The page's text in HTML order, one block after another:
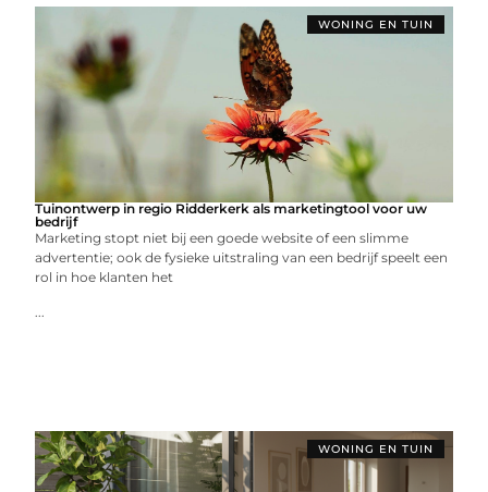
WONING EN TUIN
Tuinontwerp in regio Ridderkerk als marketingtool voor uw
bedrijf
Marketing stopt niet bij een goede website of een slimme
advertentie; ook de fysieke uitstraling van een bedrijf speelt een
rol in hoe klanten het
...
WONING EN TUIN